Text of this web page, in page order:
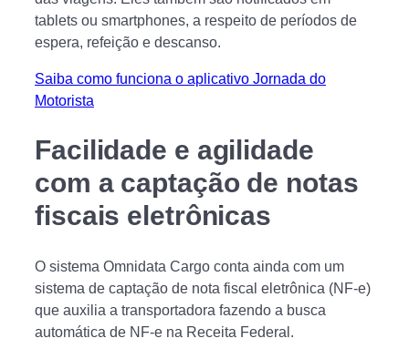
tablets ou smartphones, a respeito de períodos de
espera, refeição e descanso.
Saiba como funciona o aplicativo Jornada do
Motorista
Facilidade e agilidade
com a captação de notas
fiscais eletrônicas
O sistema Omnidata Cargo conta ainda com um
sistema de captação de nota fiscal eletrônica (NF-e)
que auxilia a transportadora fazendo a busca
automática de NF-e na Receita Federal.